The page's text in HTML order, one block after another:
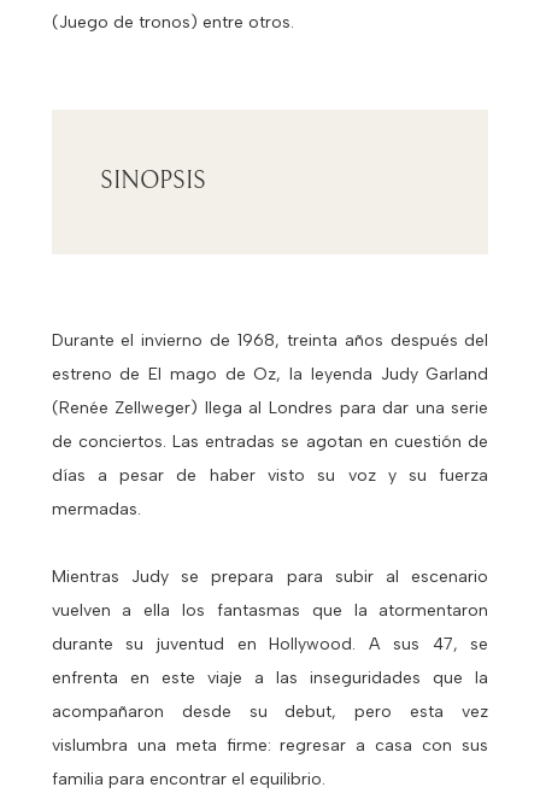
(Juego de tronos) entre otros.
SINOPSIS
Durante el invierno de 1968, treinta años después del
estreno de El mago de Oz, la leyenda Judy Garland
(Renée Zellweger) llega al Londres para dar una serie
de conciertos. Las entradas se agotan en cuestión de
días a pesar de haber visto su voz y su fuerza
mermadas.
Mientras Judy se prepara para subir al escenario
vuelven a ella los fantasmas que la atormentaron
durante su juventud en Hollywood. A sus 47, se
enfrenta en este viaje a las inseguridades que la
acompañaron desde su debut, pero esta vez
vislumbra una meta firme: regresar a casa con sus
familia para encontrar el equilibrio.